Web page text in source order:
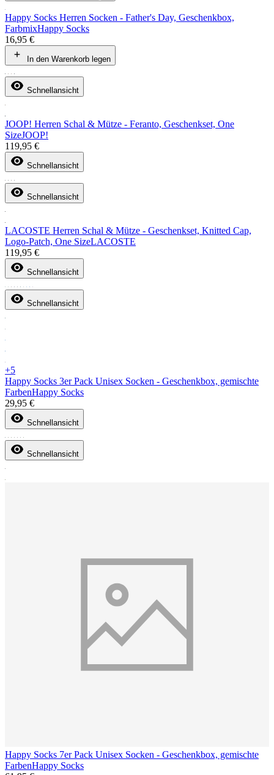
Happy Socks Herren Socken - Father's Day, Geschenkbox,
FarbmixHappy Socks
16,95 €
In den Warenkorb legen
Schnellansicht
JOOP! Herren Schal & Mütze - Feranto, Geschenkset, One
SizeJOOP!
119,95 €
Schnellansicht
Schnellansicht
LACOSTE Herren Schal & Mütze - Geschenkset, Knitted Cap,
Logo-Patch, One SizeLACOSTE
119,95 €
Schnellansicht
Schnellansicht
+5
Happy Socks 3er Pack Unisex Socken - Geschenkbox, gemischte
FarbenHappy Socks
29,95 €
Schnellansicht
Schnellansicht
Happy Socks 7er Pack Unisex Socken - Geschenkbox, gemischte
FarbenHappy Socks